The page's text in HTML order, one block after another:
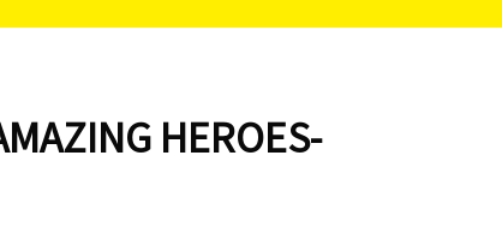
HEROES-